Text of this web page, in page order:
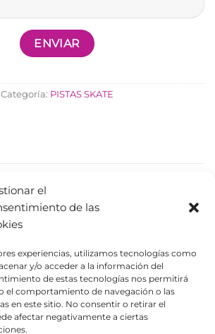
el
de las
experiencias, utilizamos tecnologías como
y/o acceder a la información del
de estas tecnologías nos permitirá
el comportamiento de navegación o las
en este sitio. No consentir o retirar el
afectar negativamente a ciertas
Categoría: PISTAS SKATE